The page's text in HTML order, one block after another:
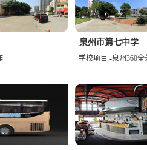
泉州市第七中学
学校项目 -泉州360